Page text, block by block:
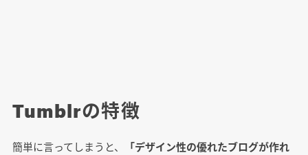
Tumblrの特徴
簡単に言ってしまうと、
「デザイン性の優れたブログが作れ